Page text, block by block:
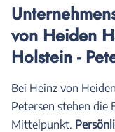
von Heiden
Holstein -
Bei Heinz von
Petersen stehen die
Mittelpunkt.